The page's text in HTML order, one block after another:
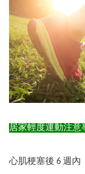
居家輕度運動注意
心肌梗塞後 6 週內